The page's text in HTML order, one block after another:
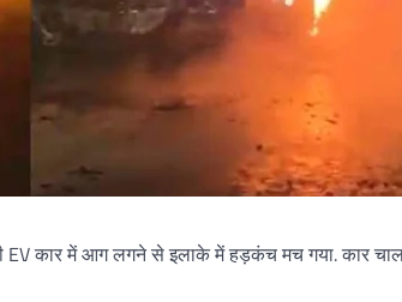
EV कार में आग लगने से इलाके में हड़कंच मच गया. कार